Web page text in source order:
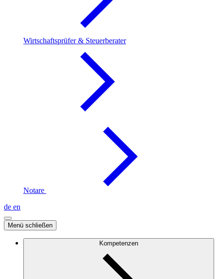
Wirtschaftsprüfer & Steuerberater
Notare
de en
Menü schließen
Kompetenzen